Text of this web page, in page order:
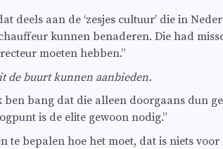
deels aan de ‘zesjes cultuur’ die in
kunnen benaderen. Die had
moeten hebben.”
de buurt kunnen aanbieden.
bang dat die alleen doorgaans dun
is de elite gewoon nodig.”
bepalen hoe het moet, dat is niets voor